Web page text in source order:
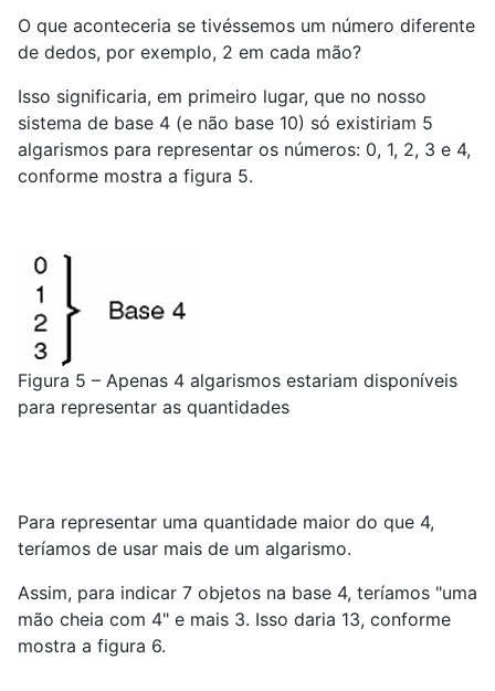
O que aconteceria se tivéssemos um número diferente
de dedos, por exemplo, 2 em cada mão?
Isso significaria, em primeiro lugar, que no nosso
sistema de base 4 (e não base 10) só existiriam 5
algarismos para representar os números: 0, 1, 2, 3 e 4,
conforme mostra a figura 5.
Figura 5 – Apenas 4 algarismos estariam disponíveis
para representar as quantidades
Para representar uma quantidade maior do que 4,
teríamos de usar mais de um algarismo.
Assim, para indicar 7 objetos na base 4, teríamos "uma
mão cheia com 4" e mais 3. Isso daria 13, conforme
mostra a figura 6.